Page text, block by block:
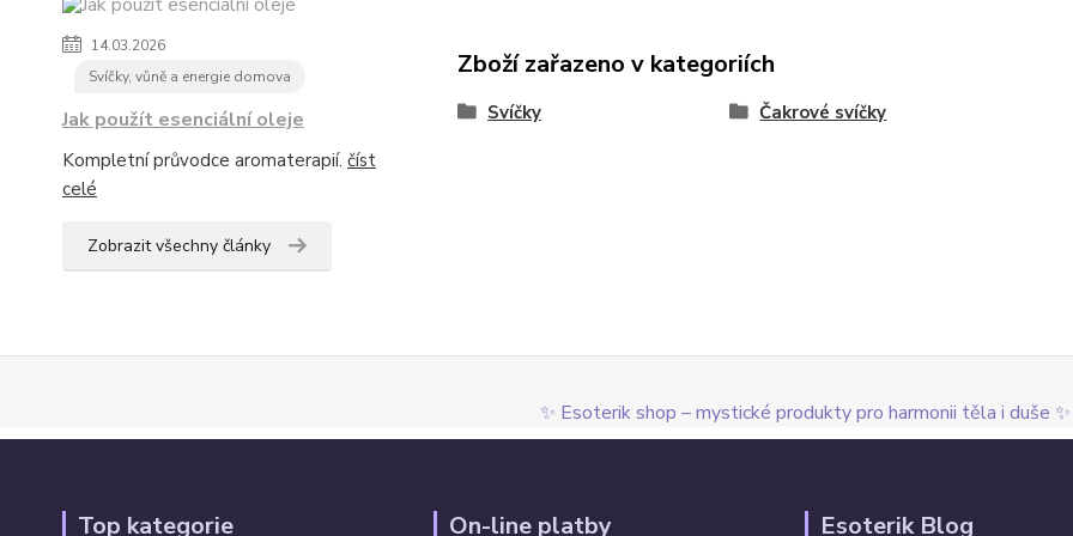
14.03.2026
Svíčky, vůně a energie domova
Jak použít esenciální oleje
Kompletní průvodce aromaterapií. číst
celé
Zobrazit všechny články
Zboží zařazeno v kategoriích
Svíčky Čakrové svíčky
✨ Esoterik shop – mystické produkty pro harmonii těla i duše ✨
Top kategorie On-line platby Esoterik Blog